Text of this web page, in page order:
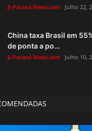
Ji-Paraná News.com Julho 22,
China taxa Brasil em
de ponta a po...
Ji-Paraná News.com Julho 10,